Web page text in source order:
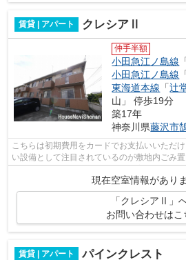
賃貸 | アパート クレシアⅡ
仲手半額
小田急江ノ島線
小田急江ノ島線
東海道本線 「辻
山」 停歩19分
築17年
神奈川県藤沢市
こちらは初期費用をカードでお支払いいただ
い設備として注目されているのが敷地内ごみ
が魅力のアパートはこちらです。室内...
現在空室情報があり
「クレシアⅡ」
お問い合わせはこ
賃貸 | アパート パインクレスト